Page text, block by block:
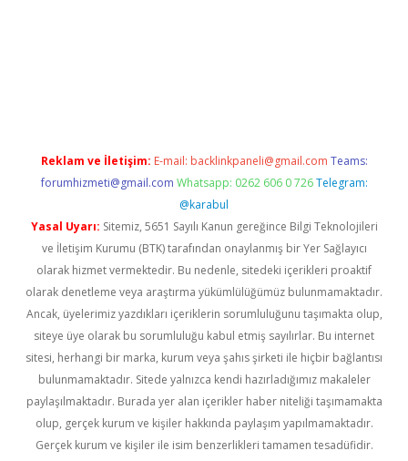
Reklam ve İletişim: E-mail: backlinkpaneli@gmail.com Teams:
forumhizmeti@gmail.com Whatsapp: 0262 606 0 726 Telegram:
@karabul
Yasal Uyarı: Sitemiz, 5651 Sayılı Kanun gereğince Bilgi Teknolojileri
ve İletişim Kurumu (BTK) tarafından onaylanmış bir Yer Sağlayıcı
olarak hizmet vermektedir. Bu nedenle, sitedeki içerikleri proaktif
olarak denetleme veya araştırma yükümlülüğümüz bulunmamaktadır.
Ancak, üyelerimiz yazdıkları içeriklerin sorumluluğunu taşımakta olup,
siteye üye olarak bu sorumluluğu kabul etmiş sayılırlar. Bu internet
sitesi, herhangi bir marka, kurum veya şahıs şirketi ile hiçbir bağlantısı
bulunmamaktadır. Sitede yalnızca kendi hazırladığımız makaleler
paylaşılmaktadır. Burada yer alan içerikler haber niteliği taşımamakta
olup, gerçek kurum ve kişiler hakkında paylaşım yapılmamaktadır.
Gerçek kurum ve kişiler ile isim benzerlikleri tamamen tesadüfidir.